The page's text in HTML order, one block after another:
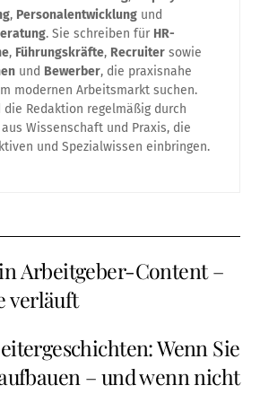
, Personalentwicklungund
. Sie schreiben für HR-
, Führungskräfte, Recruiter sowie
und Bewerber, die praxisnahe
modernen Arbeitsmarkt suchen.
die Redaktion regelmäßig durch
Wissenschaft und Praxis, die
und Spezialwissen einbringen.
Arbeitgeber-Content –
verläuft
Wenn Sie
– und wenn nicht